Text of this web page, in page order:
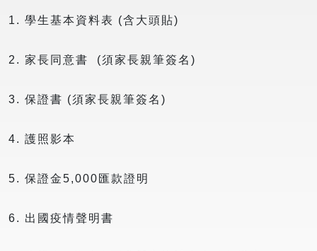
1. 學生基本資料表 (含大頭貼)
2. 家長同意書 (須家長親筆簽名)
3. 保證書 (須家長親筆簽名)
4. 護照影本
5. 保證金5,000匯款證明
6. 出國疫情聲明書